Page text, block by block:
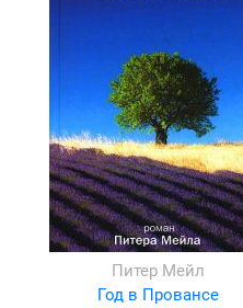
Питер Мейл
Год в Провансе